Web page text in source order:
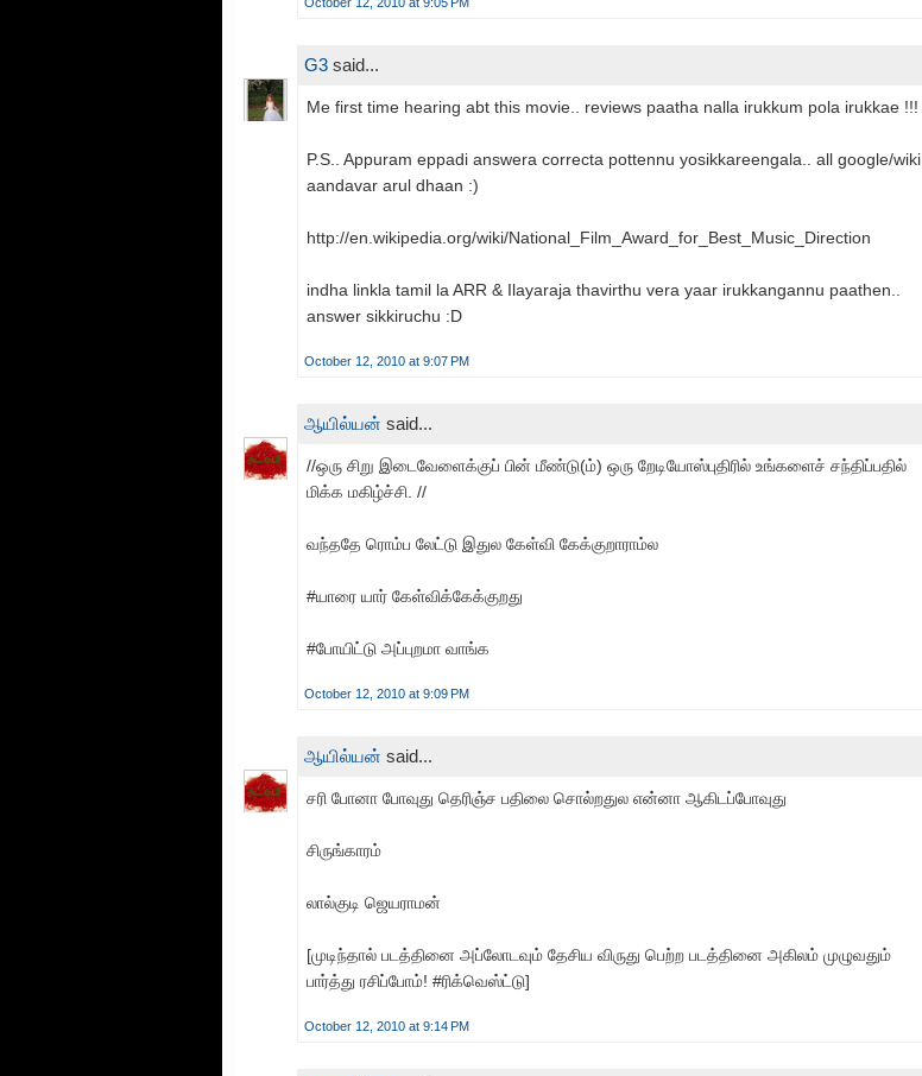
G3 said...
Me first time hearing abt this movie.. reviews paatha nalla irukkum pola irukkae !!!
P.S.. Appuram eppadi answera correcta pottennu yosikkareengala.. all google/wiki
aandavar arul dhaan :)
http://en.wikipedia.org/wiki/National_Film_Award_for_Best_Music_Direction
indha linkla tamil la ARR & Ilayaraja thavirthu vera yaar irukkangannu paathen..
answer sikkiruchu :D
October 12, 2010 at 9:07 PM
ஆயில்யன் said...
//ஒரு சிறு இடைவேளைக்குப் பின் மீண்டு(ம்) ஒரு றேடியோஸ்புதிரில் உங்களைச் சந்திப்பதில்
மிக்க மகிழ்ச்சி. //
வந்ததே ரொம்ப லேட்டு இதுல கேள்வி கேக்குறாராம்ல
#யாரை யார் கேள்விக்கேக்குறது
#போயிட்டு அப்புறமா வாங்க
October 12, 2010 at 9:09 PM
ஆயில்யன் said...
சரி போனா போவுது தெரிஞ்ச பதிலை சொல்றதுல என்னா ஆகிடப்போவுது
சிருங்காரம்
லால்குடி ஜெயராமன்
[முடிந்தால் படத்தினை அப்லோடவும் தேசிய விருது பெற்ற படத்தினை அகிலம் முழுவதும்
பார்த்து ரசிப்போம்! #ரிக்வெஸ்ட்டு]
October 12, 2010 at 9:14 PM